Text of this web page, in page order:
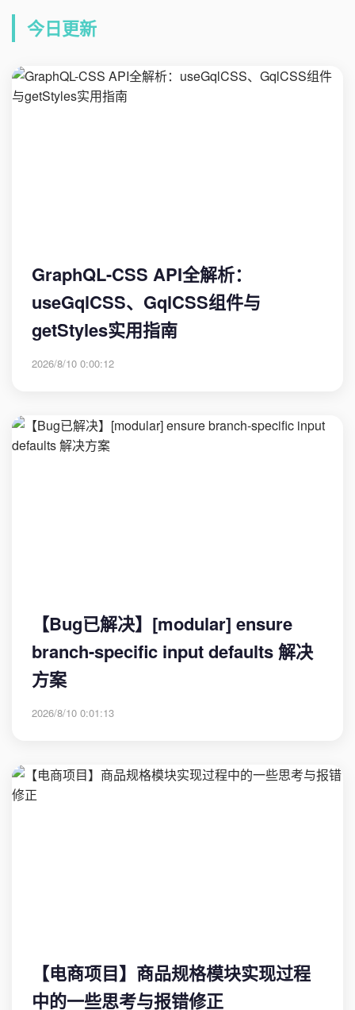
今日更新
GraphQL-CSS API全解析：
useGqlCSS、GqlCSS组件与
getStyles实用指南
2026/8/10 0:00:12
【Bug已解决】[modular] ensure
branch-specific input defaults 解决
方案
2026/8/10 0:01:13
【电商项目】商品规格模块实现过程
中的一些思考与报错修正